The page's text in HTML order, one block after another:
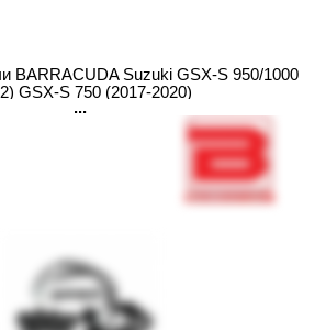
BARRACUDA Suzuki GSX-S 950/1000
GSX-S 750 (2017-2020)